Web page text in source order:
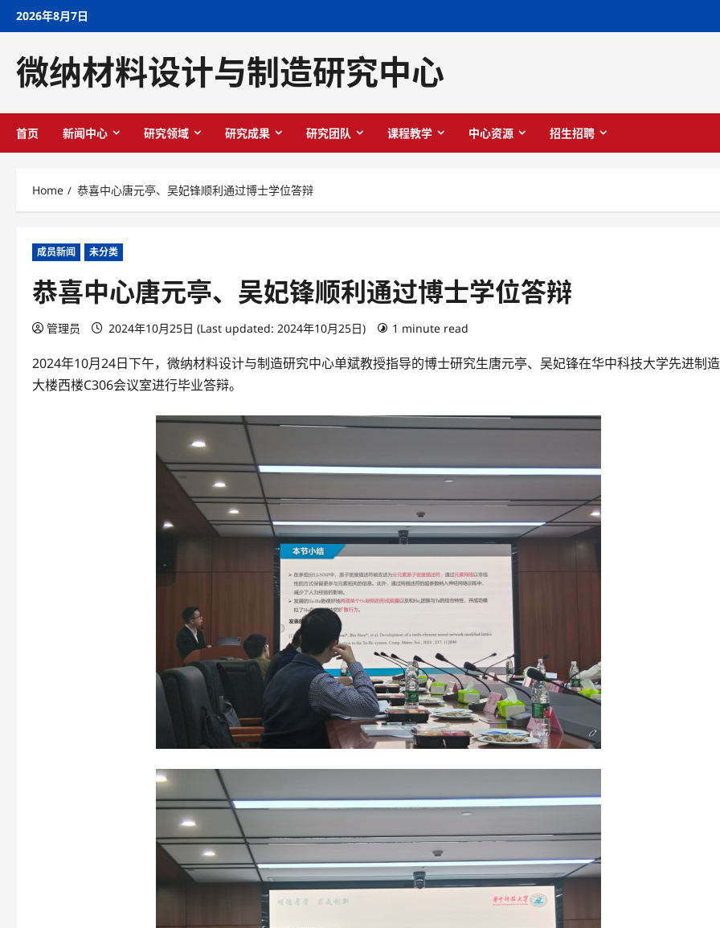
Skip2026年8月7日
微纳材料设计与制造研究中心
首页 新闻中心 研究领域 研究成果 研究团队 课程教学 中心资源 招生招聘
Home 恭喜中心唐元亭、吴妃锋顺利通过博士学位答辩
成员新闻 未分类
恭喜中心唐元亭、吴妃锋顺利通过博士学位答辩
管理员 2024年10月25日 (Last updated: 2024年10月25日) 1 minute read
2024年10月24日下午，微纳材料设计与制造研究中心单斌教授指导的博士研究生唐元亭、吴妃锋在华中科技大学先进制造
大楼西楼C306会议室进行毕业答辩。